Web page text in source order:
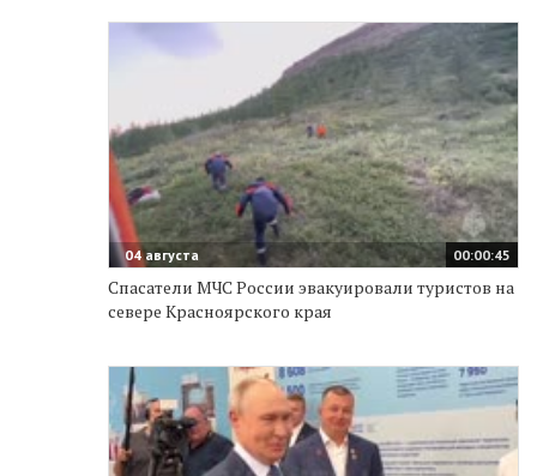
00:00:45
04 августа
Спасатели МЧС России эвакуировали туристов на
севере Красноярского края